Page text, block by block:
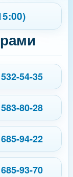
54-35
80-28
94-22
93-70